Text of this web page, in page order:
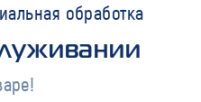
обработка